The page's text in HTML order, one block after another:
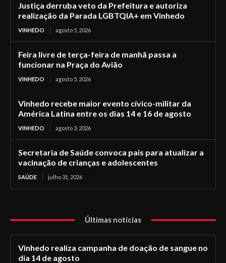
Justiça derruba veto da Prefeitura e autoriza
realização da Parada LGBTQIA+ em Vinhedo
VINHEDO agosto 5, 2026
Feira livre de terça-feira de manhã passa a
funcionar na Praça do Avião
VINHEDO agosto 5, 2026
Vinhedo recebe maior evento cívico-militar da
América Latina entre os dias 14 e 16 de agosto
VINHEDO agosto 3, 2026
Secretaria de Saúde convoca pais para atualizar a
vacinação de crianças e adolescentes
SAÚDE julho 31, 2026
Últimas notícias
Vinhedo realiza campanha de doação de sangue no
dia 14 de agosto